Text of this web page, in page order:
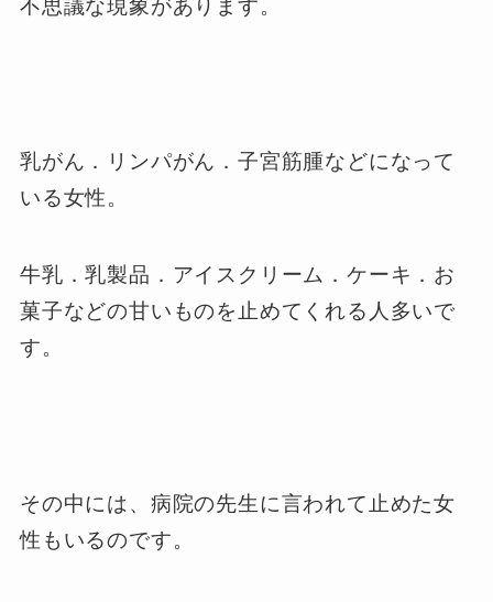
不思議な現象があります。
乳がん．リンパがん．子宮筋腫などになって
いる女性。
牛乳．乳製品．アイスクリーム．ケーキ．お
菓子などの甘いものを止めてくれる人多いで
す。
その中には、病院の先生に言われて止めた女
性もいるのです。